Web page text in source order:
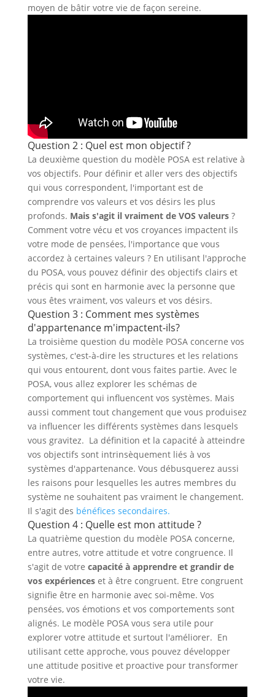
moyen de bâtir votre vie de façon sereine.
Question 2 : Quel est mon objectif ?
La deuxième question du modèle POSA est relative à
vos objectifs. Pour définir et aller vers des objectifs
qui vous correspondent, l'important est de
comprendre vos valeurs et vos désirs les plus
profonds. Mais s'agit il vraiment de VOS valeurs?
Comment votre vécu et vos croyances impactent ils
votre mode de pensées, l'importance que vous
accordez à certaines valeurs ? En utilisant l'approche
du POSA, vous pouvez définir des objectifs clairs et
précis qui sont en harmonie avec la personne que
vous êtes vraiment, vos valeurs et vos désirs.
Question 3 : Comment mes systèmes
d'appartenance m'impactent-ils?
La troisième question du modèle POSA concerne vos
systèmes, c'est-à-dire les structures et les relations
qui vous entourent, dont vous faites partie. Avec le
POSA, vous allez explorer les schémas de
comportement qui influencent vos systèmes. Mais
aussi comment tout changement que vous produisez
va influencer les différents systèmes dans lesquels
vous gravitez. La définition et la capacité à atteindre
vos objectifs sont intrinsèquement liés à vos
systèmes d'appartenance. Vous débusquerez aussi
les raisons pour lesquelles les autres membres du
système ne souhaitent pas vraiment le changement.
Il s'agit des bénéfices secondaires.
Question 4 : Quelle est mon attitude ?
La quatrième question du modèle POSA concerne,
entre autres, votre attitude et votre congruence. Il
s'agit de votre capacité à apprendre et grandir de
vos expérienceset à être congruent. Etre congruent
signifie être en harmonie avec soi-même. Vos
pensées, vos émotions et vos comportements sont
alignés. Le modèle POSA vous sera utile pour
explorer votre attitude et surtout l'améliorer. En
utilisant cette approche, vous pouvez développer
une attitude positive et proactive pour transformer
votre vie.